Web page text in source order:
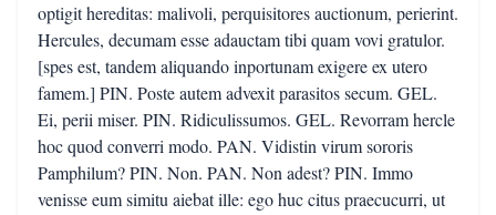
optigit hereditas: malivoli, perquisitores auctionum, perierint.
Hercules, decumam esse adauctam tibi quam vovi gratulor.
[spes est, tandem aliquando inportunam exigere ex utero
famem.] PIN. Poste autem advexit parasitos secum. GEL.
Ei, perii miser. PIN. Ridiculissumos. GEL. Revorram hercle
hoc quod converri modo. PAN. Vidistin virum sororis
Pamphilum? PIN. Non. PAN. Non adest? PIN. Immo
venisse eum simitu aiebat ille: ego huc citus praecucurri, ut